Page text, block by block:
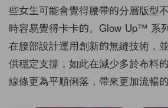
些女生可能會覺得腰帶的分層版型
時容易覺得卡卡的。Glow Up™ 系
在腰部設計運用創新的無縫技術，
供穩定支撐，如此在減少多於布料
線條更為平順俐落，帶來更加流暢的